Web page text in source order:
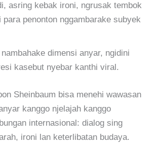
asring kebak ironi, ngrusak tembok
para penonton nggambarake subyek
dimensi anyar, ngidini
kasebut nyebar kanthi viral.
Sheinbaum bisa menehi wawasan
kanggo njelajah kanggo
internasional: dialog sing
ironi lan keterlibatan budaya.